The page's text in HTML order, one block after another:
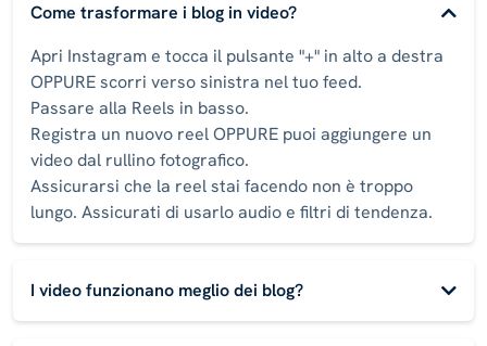
Come trasformare i blog in video?
Apri Instagram e tocca il pulsante "+" in alto a destra
OPPURE scorri verso sinistra nel tuo feed.
Passare alla Reels in basso.
Registra un nuovo reel OPPURE puoi aggiungere un
video dal rullino fotografico.
Assicurarsi che la reel stai facendo non è troppo
lungo. Assicurati di usarlo audio e filtri di tendenza.
I video funzionano meglio dei blog?